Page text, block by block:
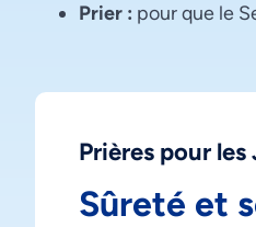
Prier : pour que le
Prières pour les
Sûreté et